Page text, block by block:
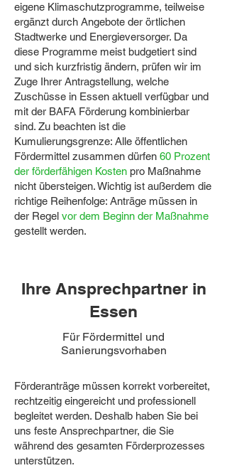
eigene Klimaschutzprogramme, teilweise
ergänzt durch Angebote der örtlichen
Stadtwerke und Energieversorger. Da
diese Programme meist budgetiert sind
und sich kurzfristig ändern, prüfen wir im
Zuge Ihrer Antragstellung, welche
Zuschüsse in Essen aktuell verfügbar und
mit der BAFA Förderung kombinierbar
sind. Zu beachten ist die
Kumulierungsgrenze: Alle öffentlichen
Fördermittel zusammen dürfen 60 Prozent
der förderfähigen Kosten pro Maßnahme
nicht übersteigen. Wichtig ist außerdem die
richtige Reihenfolge: Anträge müssen in
der Regel vor dem Beginn der Maßnahme
gestellt werden.
Ihre Ansprechpartner in
Essen
Für Fördermittel und
Sanierungsvorhaben
Förderanträge müssen korrekt vorbereitet,
rechtzeitig eingereicht und professionell
begleitet werden. Deshalb haben Sie bei
uns feste Ansprechpartner, die Sie
während des gesamten Förderprozesses
unterstützen.